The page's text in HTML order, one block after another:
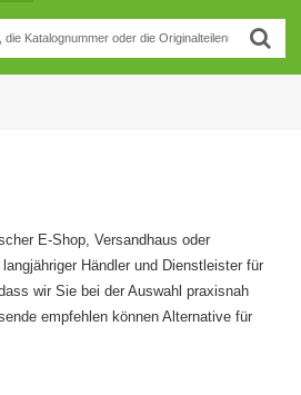
E-Shop, Versandhaus oder
Händler und Dienstleister für
wir Sie bei der Auswahl praxisnah
empfehlen können Alternative für